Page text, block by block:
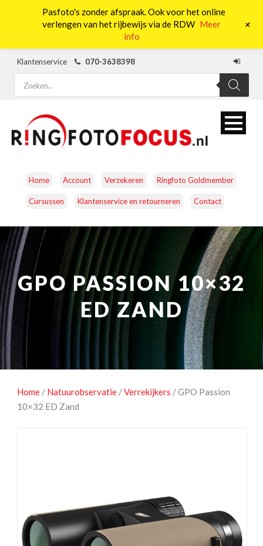
Klantenservice
070-3638398
Producten
zoeken
Home Account Verzekeren Ringfoto Goldmember
Cursussen Klantenservice en retourneren Contact
CAMERA’S OBJECTIEVEN ACCESSOIRES
NATUUROBSERVATIE MEDIA EN ENERGIE
STUDIOFOTOGRAFIE OCCASIONS
GPO PASSION 10×32
ED ZAND
Home / Natuurobservatie /Verrekijkers / GPO Passion
10×32 ED Zand
Pasfoto's zonder afspraak. Ook voor het online
verlengen van het rijbewijs via de RDW Meer
info
+